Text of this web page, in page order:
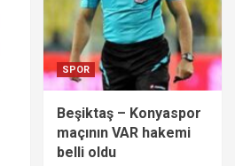
SPOR
Beşiktaş – Konyaspor
maçının VAR hakemi
belli oldu